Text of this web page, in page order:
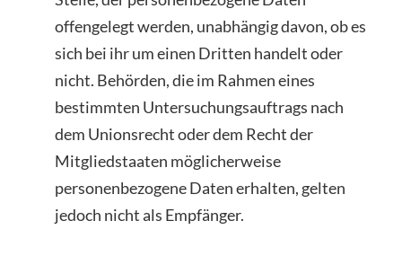
offengelegt werden, unabhängig davon, ob es
sich bei ihr um einen Dritten handelt oder
nicht. Behörden, die im Rahmen eines
bestimmten Untersuchungsauftrags nach
dem Unionsrecht oder dem Recht der
Mitgliedstaaten möglicherweise
personenbezogene Daten erhalten, gelten
jedoch nicht als Empfänger.